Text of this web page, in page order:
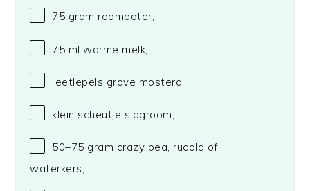
75 gram roomboter,
75 ml warme melk,
eetlepels grove mosterd,
klein scheutje slagroom,
50–75 gram crazy pea, rucola of
waterkers,